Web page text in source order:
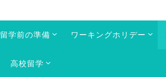
留学前の準備 ワーキングホリデー
高校留学